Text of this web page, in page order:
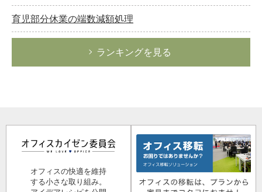
育児部分休業の端数減額処理
ランキングを見る
オフィスの快適を維持
する小さな取り組み。